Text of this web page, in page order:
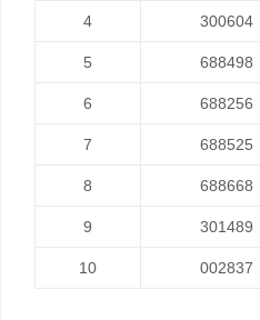
4 300604
5 688498
6 688256
7 688525
8 688668
9 301489
10 002837